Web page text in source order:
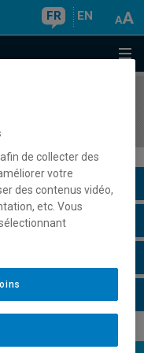
FR EN
de collecter des
votre
des contenus vidéo,
etc. Vous